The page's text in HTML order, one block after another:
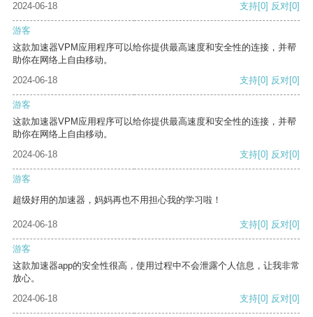
2024-06-18 支持[0] 反对[0]
游客
这款加速器VPM应用程序可以给你提供最高速度和安全性的连接，并帮
助你在网络上自由移动。
2024-06-18
支持[0] 反对[0]
游客
这款加速器VPM应用程序可以给你提供最高速度和安全性的连接，并帮
助你在网络上自由移动。
2024-06-18
支持[0] 反对[0]
游客
超级好用的加速器，妈妈再也不用担心我的学习啦！
2024-06-18 支持[0] 反对[0]
游客
这款加速器app的安全性很高，使用过程中不会泄露个人信息，让我非常
放心。
2024-06-18
支持[0] 反对[0]